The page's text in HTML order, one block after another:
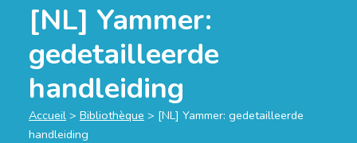
[NL] Yammer:
gedetailleerde
handleiding
Accueil > Bibliothèque > [NL] Yammer: gedetailleerde
handleiding